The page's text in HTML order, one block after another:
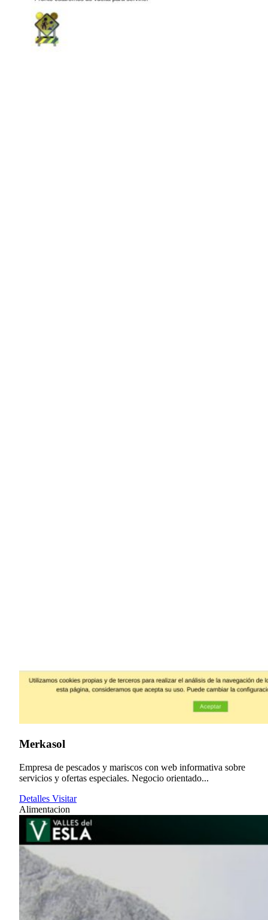
Merkasol
Empresa de pescados y mariscos con web informativa sobre
servicios y ofertas especiales. Negocio orientado...
Detalles Visitar
Alimentacion